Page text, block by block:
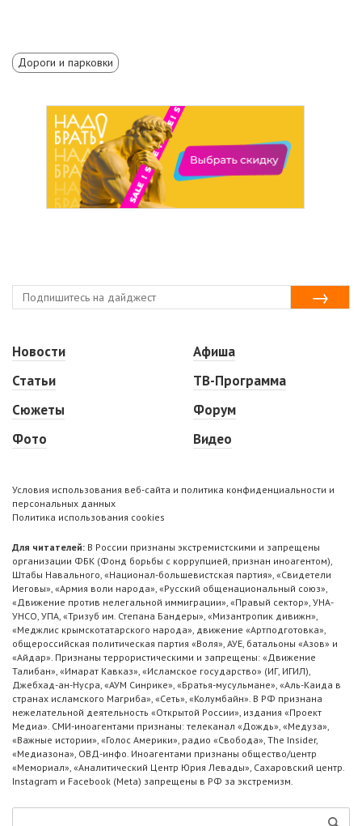
Дороги и парковки
Новости
Статьи
Сюжеты
Фото
Афиша
ТВ-Программа
Форум
Видео
Условия использования веб-сайта и политика конфиденциальности и
персональных данных
Политика использования cookies
Для читателей: В России признаны экстремистскими и запрещены
организации ФБК (Фонд борьбы с коррупцией, признан иноагентом),
Штабы Навального, «Национал-большевистская партия», «Свидетели
Иеговы», «Армия воли народа», «Русский общенациональный союз»,
«Движение против нелегальной иммиграции», «Правый сектор», УНА-
УНСО, УПА, «Тризуб им. Степана Бандеры», «Мизантропик дивижн»,
«Меджлис крымскотатарского народа», движение «Артподготовка»,
общероссийская политическая партия «Воля», АУЕ, батальоны «Азов» и
«Айдар». Признаны террористическими и запрещены: «Движение
Талибан», «Имарат Кавказ», «Исламское государство» (ИГ, ИГИЛ),
Джебхад-ан-Нусра, «АУМ Синрике», «Братья-мусульмане», «Аль-Каида в
странах исламского Магриба», «Сеть», «Колумбайн». В РФ признана
нежелательной деятельность «Открытой России», издания «Проект
Медиа». СМИ-иноагентами признаны: телеканал «Дождь», «Медуза»,
«Важные истории», «Голос Америки», радио «Свобода», The Insider,
«Медиазона», ОВД-инфо. Иноагентами признаны общество/центр
«Мемориал», «Аналитический Центр Юрия Левады», Сахаровский центр.
Instagram и Facebook (Metа) запрещены в РФ за экстремизм.